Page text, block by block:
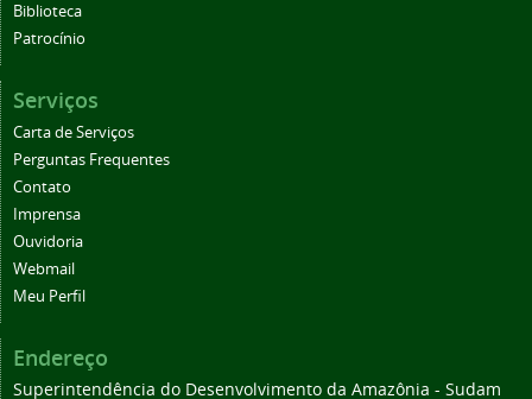
Biblioteca
Patrocínio
Serviços
Carta de Serviços
Perguntas Frequentes
Contato
Imprensa
Ouvidoria
Webmail
Meu Perfil
Endereço
Superintendência do Desenvolvimento da Amazônia - Sudam